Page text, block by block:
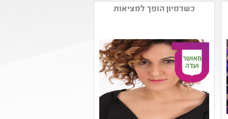
הישראלי
קטגוריה: מחזאות מתורגמת
כשדמיון הופך למציאות